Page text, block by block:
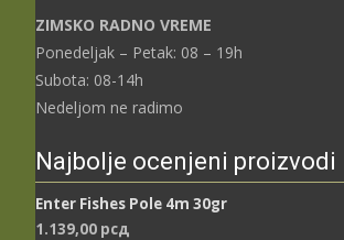
ZIMSKO RADNO VREME
Ponedeljak – Petak: 08 – 19h
Subota: 08-14h
Nedeljom ne radimo
Najbolje ocenjeni proizvodi
Enter Fishes Pole 4m 30gr
1.139,00 рсд